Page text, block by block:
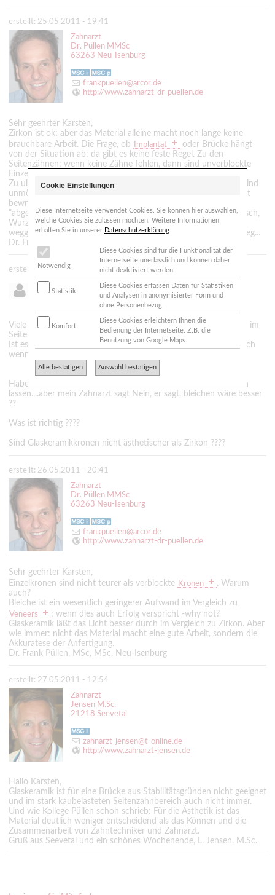
erstellt: 25.05.2011 - 19:41
Zahnarzt
Dr. Püllen MMSc
63263 Neu-Isenburg
frankpuellen@arcor.de
http://www.zahnarzt-dr-puellen.de
Sehr geehrter Karsten,
Zirkon ist ok; aber das Material alleine macht noch lange keine
brauchbare Arbeit. Die Frage, ob
Implantat
oder Brücke hängt
von der Situation ab; da gibt es keine feste Regel. Zu den
Seitenzähnen: wenn keine Zähne fehlen, dann sind unverblockte
Einzelkronen am besten.
Zu ulgarien: davon würde ich Abstand nehmen. Nacharbeiten sind
unmöglich, bestimmte Arbeiten lassen sich in einer Woche nicht
bewrkstelligen, auch nicht beim Papst. Oder es wird einfach
"abgeschnitten & abgekürzt": notwendige Vorarbeiten (Zahnfleisch,
Wurzelkanalbehandlungen, etc) werden aus Zeitgründen
weggelassen oder hingehuscht. Der Patient ist ja bald wieder weg...
Dr. Frank Püllen, MSc, MSc, Neu-Isenburg
erstellt: 26.05.2011 - 14:40
Karsten aus Osnabrück
Viele Meinungen sind unterscheidlich...habe auch schön gehört, im
Seitenzahnbereich ist es egal, wenn es eine Brücke ist.
Ist es somit nicht am besten, jeden Zahn einzeln zu machen, auch
wenn es aufwendiger und teurer ist...???
Habe noch zwei echte Zähne, wollte da Veeners drüber machen
lassen....aber mein Zahnarzt sagt Nein, er sagt, bleichen wäre besser
??
Was ist richtig ????
Sind Glaskeramikkronen nicht ästhetischer als Zirkon ????
erstellt: 26.05.2011 - 20:41
Zahnarzt
Dr. Püllen MMSc
63263 Neu-Isenburg
frankpuellen@arcor.de
http://www.zahnarzt-dr-puellen.de
Sehr geehrter Karsten,
Einzelkronen sind nicht teurer als verblockte Kronen
. Warum
auch?
Bleiche ist ein wesentlich geringerer Aufwand im Vergleich zu
Veneers
; wenn dies auch Erfolg verspricht -why not?
Glaskeramik läßt das Licht besser durch im Vergleich zu Zirkon. Aber
wie immer: nicht das Material macht eine gute Arbeit, sondern die
Akkuratese der Anfertigung.
Dr. Frank Püllen, MSc, MSc, Neu-Isenburg
erstellt: 27.05.2011 - 12:54
Zahnarzt
Jensen M.Sc.
21218 Seevetal
zahnarzt-jensen@t-online.de
http://www.zahnarzt-jensen.de
Hallo Karsten,
Glaskeramik ist für eine Brücke aus Stabilitätsgründen nicht geeignet
und im stark kaubelasteten Seitenzahnbereich auch nicht immer.
Und wie Kollege Püllen schon schrieb: Für die Ästhetik ist das
Material deutlich weniger entscheidend als das Können und die
Zusammenarbeit von Zahntechniker und Zahnarzt.
Gruß aus Seevetal und ein schönes Wochenende, L. Jensen, M.Sc.
Cookie Einstellungen
Diese Internetseite verwendet Cookies. Sie können hier auswählen,
welche Cookies Sie zulassen möchten. Weitere Informationen
erhalten Sie in unserer Datenschutzerklärung.
Notwendig
Diese Cookies sind für die Funktionalität der
Internetseite unerlässlich und können daher
nicht deaktiviert werden.
Statistik
Diese Cookies erfassen Daten für Statistiken
und Analysen in anonymisierter Form und
ohne Personenbezug.
Komfort
Diese Cookies erleichtern Ihnen die
Bedienung der Internetseite. Z.B. die
Benutzung von Google Maps.
Alle bestätigen Auswahl bestätigen